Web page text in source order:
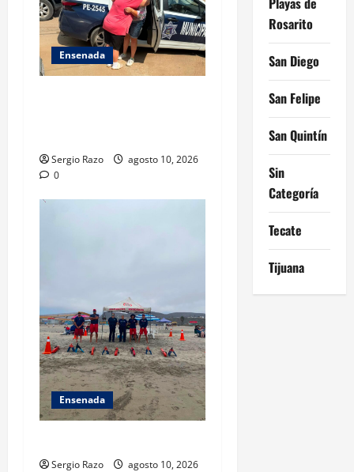
n
Ensenada
Sergio Razo
agosto 10, 2026
0
Ensenada
Sergio Razo
agosto 10, 2026
Rosarito
San Diego
San Felipe
San Quintín
Sin
Categoría
Tecate
Tijuana